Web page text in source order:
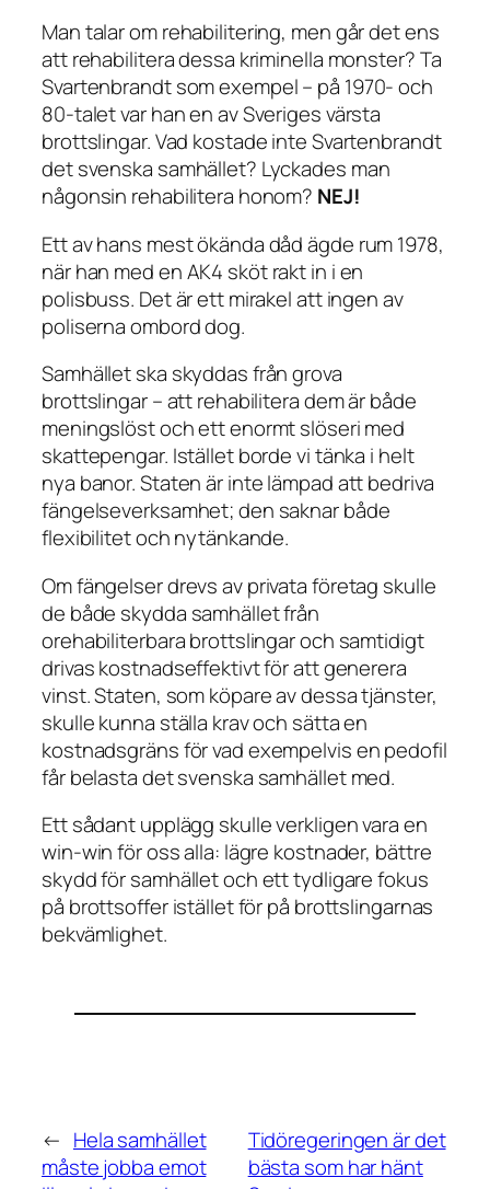
Man talar om rehabilitering, men går det ens
att rehabilitera dessa kriminella monster? Ta
Svartenbrandt som exempel – på 1970- och
80-talet var han en av Sveriges värsta
brottslingar. Vad kostade inte Svartenbrandt
det svenska samhället? Lyckades man
någonsin rehabilitera honom? NEJ!
Ett av hans mest ökända dåd ägde rum 1978,
när han med en AK4 sköt rakt in i en
polisbuss. Det är ett mirakel att ingen av
poliserna ombord dog.
Samhället ska skyddas från grova
brottslingar – att rehabilitera dem är både
meningslöst och ett enormt slöseri med
skattepengar. Istället borde vi tänka i helt
nya banor. Staten är inte lämpad att bedriva
fängelseverksamhet; den saknar både
flexibilitet och nytänkande.
Om fängelser drevs av privata företag skulle
de både skydda samhället från
orehabiliterbara brottslingar och samtidigt
drivas kostnadseffektivt för att generera
vinst. Staten, som köpare av dessa tjänster,
skulle kunna ställa krav och sätta en
kostnadsgräns för vad exempelvis en pedofil
får belasta det svenska samhället med.
Ett sådant upplägg skulle verkligen vara en
win-win för oss alla: lägre kostnader, bättre
skydd för samhället och ett tydligare fokus
på brottsoffer istället för på brottslingarnas
bekvämlighet.
← Hela samhället
måste jobba emot
Tidöregeringen är det
bästa som har hänt